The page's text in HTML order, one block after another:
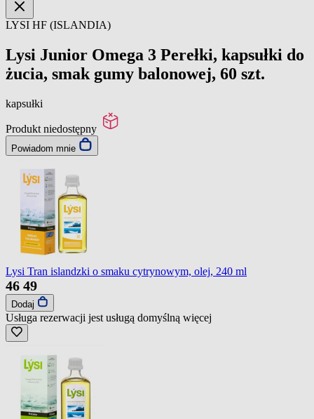
LYSI HF (ISLANDIA)
Lysi Junior Omega 3 Perełki, kapsułki do
żucia, smak gumy balonowej, 60 szt.
kapsułki
Produkt niedostępny
Powiadom mnie
Lysi Tran islandzki o smaku cytrynowym, olej, 240 ml
46 49
Dodaj
Usługa rezerwacji jest usługą domyślną więcej